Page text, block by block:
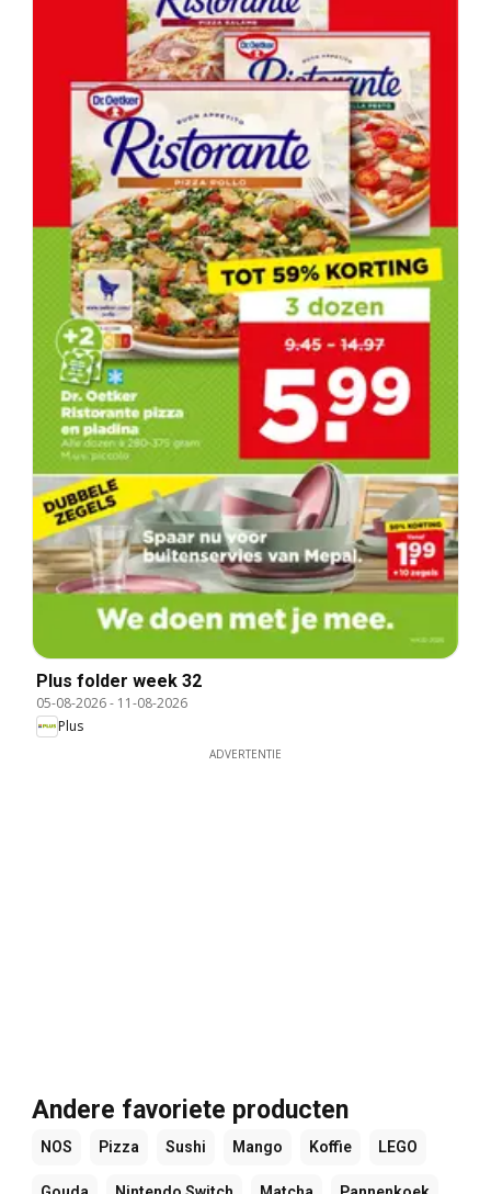
Plus folder week 32
05-08-2026- 11-08-2026
Plus
ADVERTENTIE
Andere favoriete producten
NOS Pizza Sushi Mango Koffie LEGO